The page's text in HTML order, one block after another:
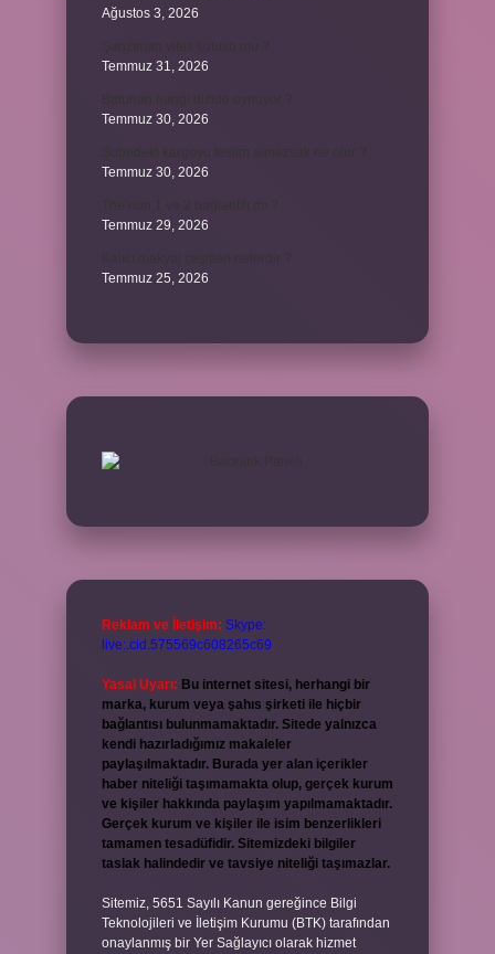
Ağustos 3, 2026
Temmuz 31, 2026
Temmuz 30, 2026
Temmuz 30, 2026
Temmuz 29, 2026
Temmuz 25, 2026
Reklam ve İletişim: Skype:
live:.cid.575569c608265c69
Yasal Uyarı: Bu internet sitesi, herhangi bir
marka, kurum veya şahıs şirketi ile hiçbir
bağlantısı bulunmamaktadır. Sitede yalnızca
kendi hazırladığımız makaleler
paylaşılmaktadır. Burada yer alan içerikler
haber niteliği taşımamakta olup, gerçek kurum
ve kişiler hakkında paylaşım yapılmamaktadır.
Gerçek kurum ve kişiler ile isim benzerlikleri
tamamen tesadüfidir. Sitemizdeki bilgiler
taslak halindedir ve tavsiye niteliği taşımazlar.
Sitemiz, 5651 Sayılı Kanun gereğince Bilgi
Teknolojileri ve İletişim Kurumu (BTK) tarafından
onaylanmış bir Yer Sağlayıcı olarak hizmet